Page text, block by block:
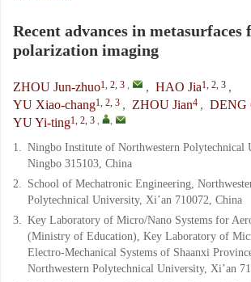
Recent advances in metasurfaces
polarization imaging
ZHOU Jun-zhuo1, 2, 3 , , HAO Jia1, 2, 3 ,
YU Xiao-chang1, 2, 3 , ZHOU Jian4 , DENG
YU Yi-ting1, 2, 3 , ,
1. Ningbo Institute of Northwestern Polytechnical
Ningbo 315103, China
2. School of Mechatronic Engineering,
Polytechnical University, Xi’an 710072, China
3. Key Laboratory of Micro/Nano Systems for
(Ministry of Education), Key Laboratory of
Electro-Mechanical Systems of Shaanxi
Northwestern Polytechnical University, Xi’an